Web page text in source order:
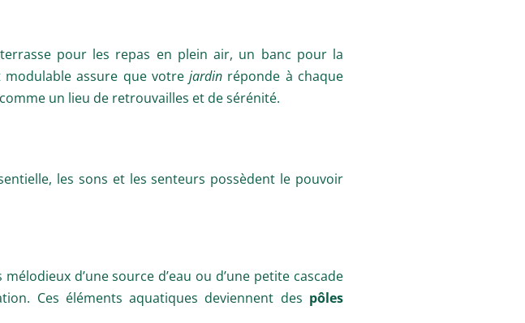
pour les repas en plein air, un banc pour la
modulable assure que votrejardin réponde à chaque
comme un lieu de retrouvailles et de sérénité.
les sons et les senteurs possèdent le pouvoir
d’une source d’eau ou d’une petite cascade
Ces éléments aquatiques deviennent des pôles